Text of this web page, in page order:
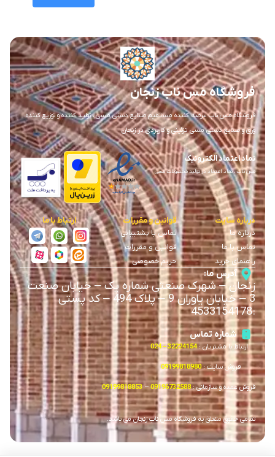
فروشگاه مس ناب زنجان
فروشگاه مس ناب عرضه کننده مستقیم صنایع دستی مسی ، تولید کننده و توزیع کننده
ورق و صنایع دستی مسی تزئینی و کاربردی در زنجان
نماد اعتماد الکترونیک
مس ناب ، نماد اعتماد در تولید محصولات مسی
درباره سایت
درباره ما
تماس با ما
راهنمای خرید
قوانین و مقررات
تماس با پشتیبانی
قوانین و مقررات
حریم خصوصی
ارتباط با ما
آدرس ما:
زنجان–شهرک صنعتی شماره یک–خیابان صنعت
3
–خیابان یاوران 9 –
پلاک 494 – کد پستی
:
4533154178
شماره تماس
ارتباط با مشتریان : 32224154 – 024
فروش سایت :09199818980
فروش عمده و سازمانی :09196732588
–
09199818853
تمامی حقوق متعلق به فروشگاه مس ناب زنجان می باشد.